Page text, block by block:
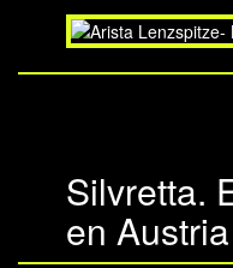
Silvretta.
en Austria